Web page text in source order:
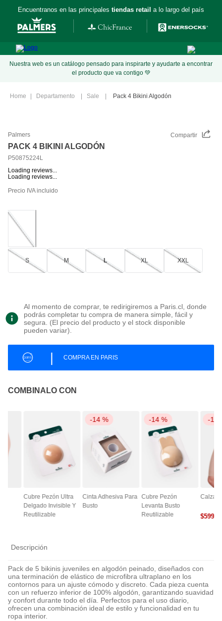
Encuentranos en las principales tiendas retail a lo largo del país
Nuestra web es un catálogo pensado para inspirarte y ayudarte a encontrar
el producto que va contigo 💚
Departamento Sale Pack 4 Bikini Algodón
Palmers Compartir
PACK 4 BIKINI ALGODÓN
P50875224L
Loading reviews...
Loading reviews...
Precio IVA incluido
S M L XL XXL
Al momento de comprar, te redirigiremos a Paris.cl, donde
podrás completar tu compra de manera simple, fácil y
segura. (El precio del producto y el stock disponible
pueden variar).
| COMPRA EN PARIS
COMBINALO CON
Cubre Pezón Ultra
Delgado Invisible Y
Reutilizable
-14 %
Cinta Adhesiva Para
Busto
-14 %
Cubre Pezón
Levanta Busto
Reutilizable
-14
Calza
$5990
Descripción
Pack de 5 bikinis juveniles en algodón peinado, diseñados con
una terminación de elástico de microfibra ultraplano en los
contornos para un ajuste cómodo y discreto. Cada pieza cuenta
con un refuerzo inferior de 100% algodón, garantizando suavidad
y confort durante todo el día. Perfectos para el uso diario,
ofrecen una combinación ideal de estilo y funcionalidad en tu
ropa interior.